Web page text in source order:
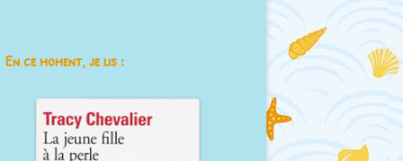
En ce moment, je lis :